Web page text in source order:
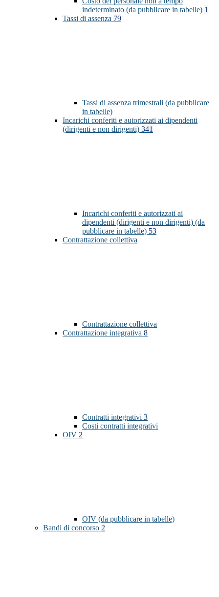
indeterminato (da pubblicare in tabelle) 1
Tassi di assenza 79
Tassi di assenza trimestrali (da pubblicare
in tabelle)
Incarichi conferiti e autorizzati ai dipendenti
(dirigenti e non dirigenti) 341
Incarichi conferiti e autorizzati ai
dipendenti (dirigenti e non dirigenti) (da
pubblicare in tabelle) 53
Contrattazione collettiva
Contrattazione collettiva
Contrattazione integrativa 8
Contratti integrativi 3
Costi contratti integrativi
OIV 2
OIV (da pubblicare in tabelle)
Bandi di concorso 2